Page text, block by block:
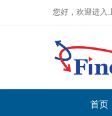
您好，欢迎进入
首页